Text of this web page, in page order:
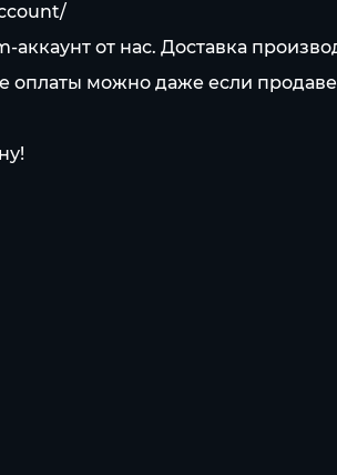
от нас. Доставка
оплаты можно даже если